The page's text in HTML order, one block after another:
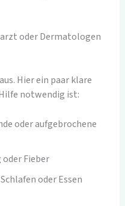
oder Dermatologen
Hier ein paar klare
notwendig ist:
oder aufgebrochene
Fieber
oder Essen